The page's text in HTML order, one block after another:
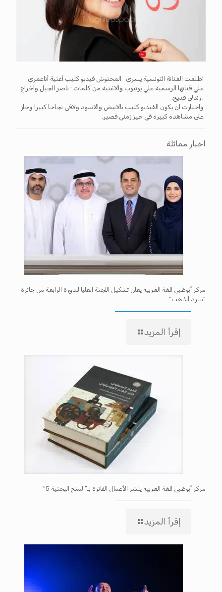
اطلقت الفنانة التونسية يسرى المحنوش فيديو كليب أغنية أناعمري
علي قناتها الرسمية علي يوتيوب والاغنية من كلمات : ناصر الجيل واخراج
: رندلى قديح.
واختارت ان يكون الفيديو كليب بالابيض والاسود ولاقى نجاحا كبيرا وحاز
على مشاهدة كبيرة في حيز زمني قصير.
اخبار مماثلة
مركز أبوظبي للغة العربية يعلن تشكيل اللجنة العليا للدورة الرابعة من جائزة
“سرد الذهب”
إقرأ المزيد
مركز أبوظبي للغة العربية ينشر الأعمال الفائزة بـ”المنح البحثية 5″
إقرأ المزيد